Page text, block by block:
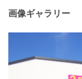
画像ギャラリー